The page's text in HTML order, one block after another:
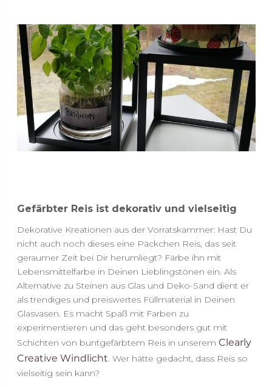
Gefärbter Reis ist dekorativ und vielseitig
Dekorative Kreationen aus der Vorratskammer: Hast Du
nicht auch noch dieses eine Päckchen Reis, das seit
geraumer Zeit bei Dir herumliegt? Färbe ihn mit
Lebensmittelfarbe in Deinen Lieblingstönen ein. Als
Alternative zu Steinen aus Glas und Deko-Sand dient er
als trendiges und preiswertes Füllmaterial in Deinen
Glasvasen. Es macht Spaß mit Farben zu
experimentieren und das geht besonders gut mit
Schichten von buntgefärbtem Reis in unserem Clearly
Creative Windlicht. Wer hätte gedacht, dass Reis so
vielseitig sein kann?